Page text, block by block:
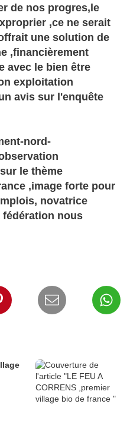
de nos progres,le
,ce ne serait
une solution de
,financièrement
avec le bien être
exploitation
avis sur l'enquête
nord-
le thème
,image forte pour
novatrice
fédération nous